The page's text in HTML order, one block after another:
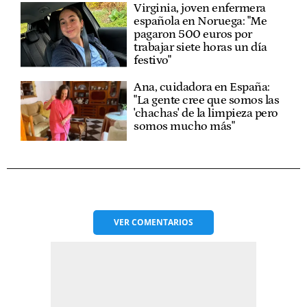
Virginia, joven enfermera
española en Noruega: "Me
pagaron 500 euros por
trabajar siete horas un día
festivo"
Ana, cuidadora en España:
"La gente cree que somos las
'chachas' de la limpieza pero
somos mucho más"
VERCOMENTARIOS